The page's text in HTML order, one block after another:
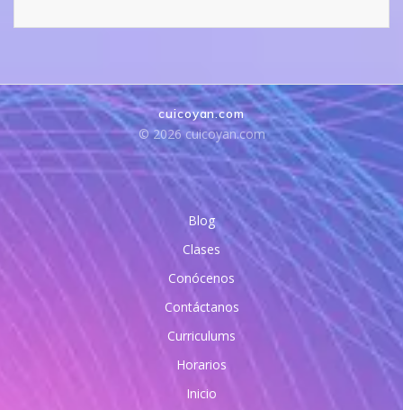
cuicoyan.com
© 2026 cuicoyan.com
Blog
Clases
Conócenos
Contáctanos
Curriculums
Horarios
Inicio